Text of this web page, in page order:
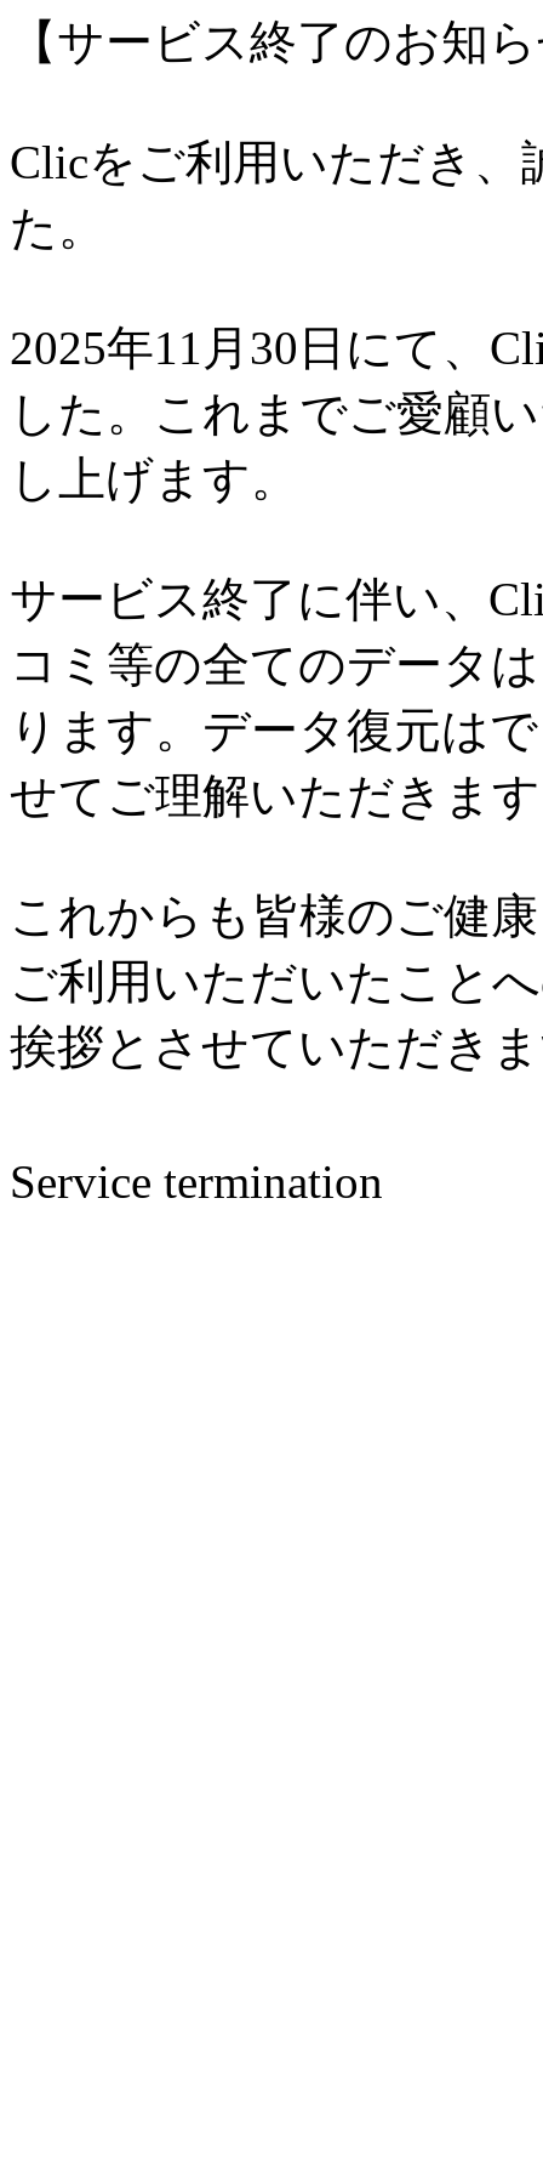
【サービス終了のお知
Clicをご利用いただき
た。
2025年11月30日にて、
した。これまでご愛顧
し上げます。
サービス終了に伴い、
コミ等の全てのデータ
ります。データ復元は
せてご理解いただきま
これからも皆様のご健
ご利用いただいたこと
挨拶とさせていただき
Service termination